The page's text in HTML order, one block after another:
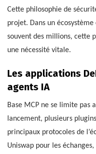
Cette philosophie de
projet. Dans un
souvent des millions, cette
une nécessité vitale.
Les applications
agents IA
Base MCP ne se limite pas
lancement, plusieurs
principaux protocoles de
Uniswap pour les